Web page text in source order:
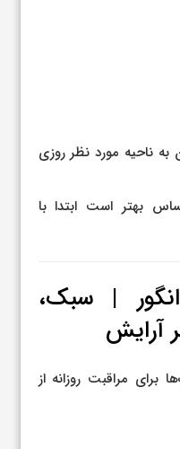
ناحیه مورد نظر روزی
بهتر است ابتدا با
| سبک،
آرایش
برای مراقبت روزانه از